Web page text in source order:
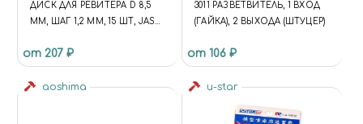
ДИСК ДЛЯ РЕВИТЕРА D 8,5
ММ, ШАГ 1,2 ММ, 15 ШТ, JAS
от 207 ₽
3011 РАЗВЕТВИТЕЛЬ, 1 ВХОД
(ГАЙКА), 2 ВЫХОДА (ШТУЦЕР)
от 106 ₽
aoshima u-star